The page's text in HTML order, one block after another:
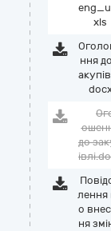
xls
ння
до
лення
о
ня